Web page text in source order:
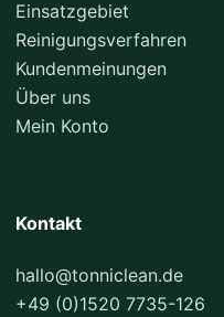
Einsatzgebiet
Reinigungsverfahren
Kundenmeinungen
Über uns
Mein Konto
Kontakt
hallo@tonniclean.de
+49 (0)1520 7735-126